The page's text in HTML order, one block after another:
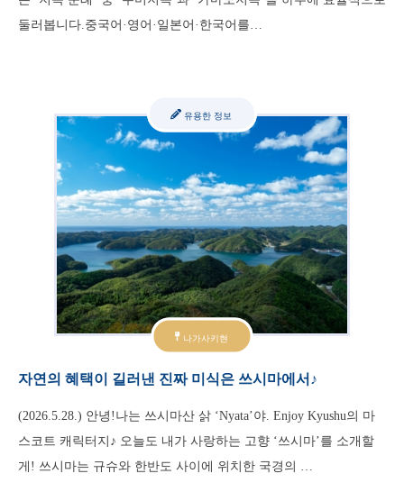
둘러봅니다.중국어·영어·일본어·한국어를…
나가사키현
유용한 정보
자연의 혜택이 길러낸 진짜 미식은 쓰시마에서♪
(2026.5.28.) 안녕!나는 쓰시마산 삵 ‘Nyata’야. Enjoy Kyushu의 마
스코트 캐릭터지♪ 오늘도 내가 사랑하는 고향 ‘쓰시마’를 소개할
게! 쓰시마는 규슈와 한반도 사이에 위치한 국경의 …